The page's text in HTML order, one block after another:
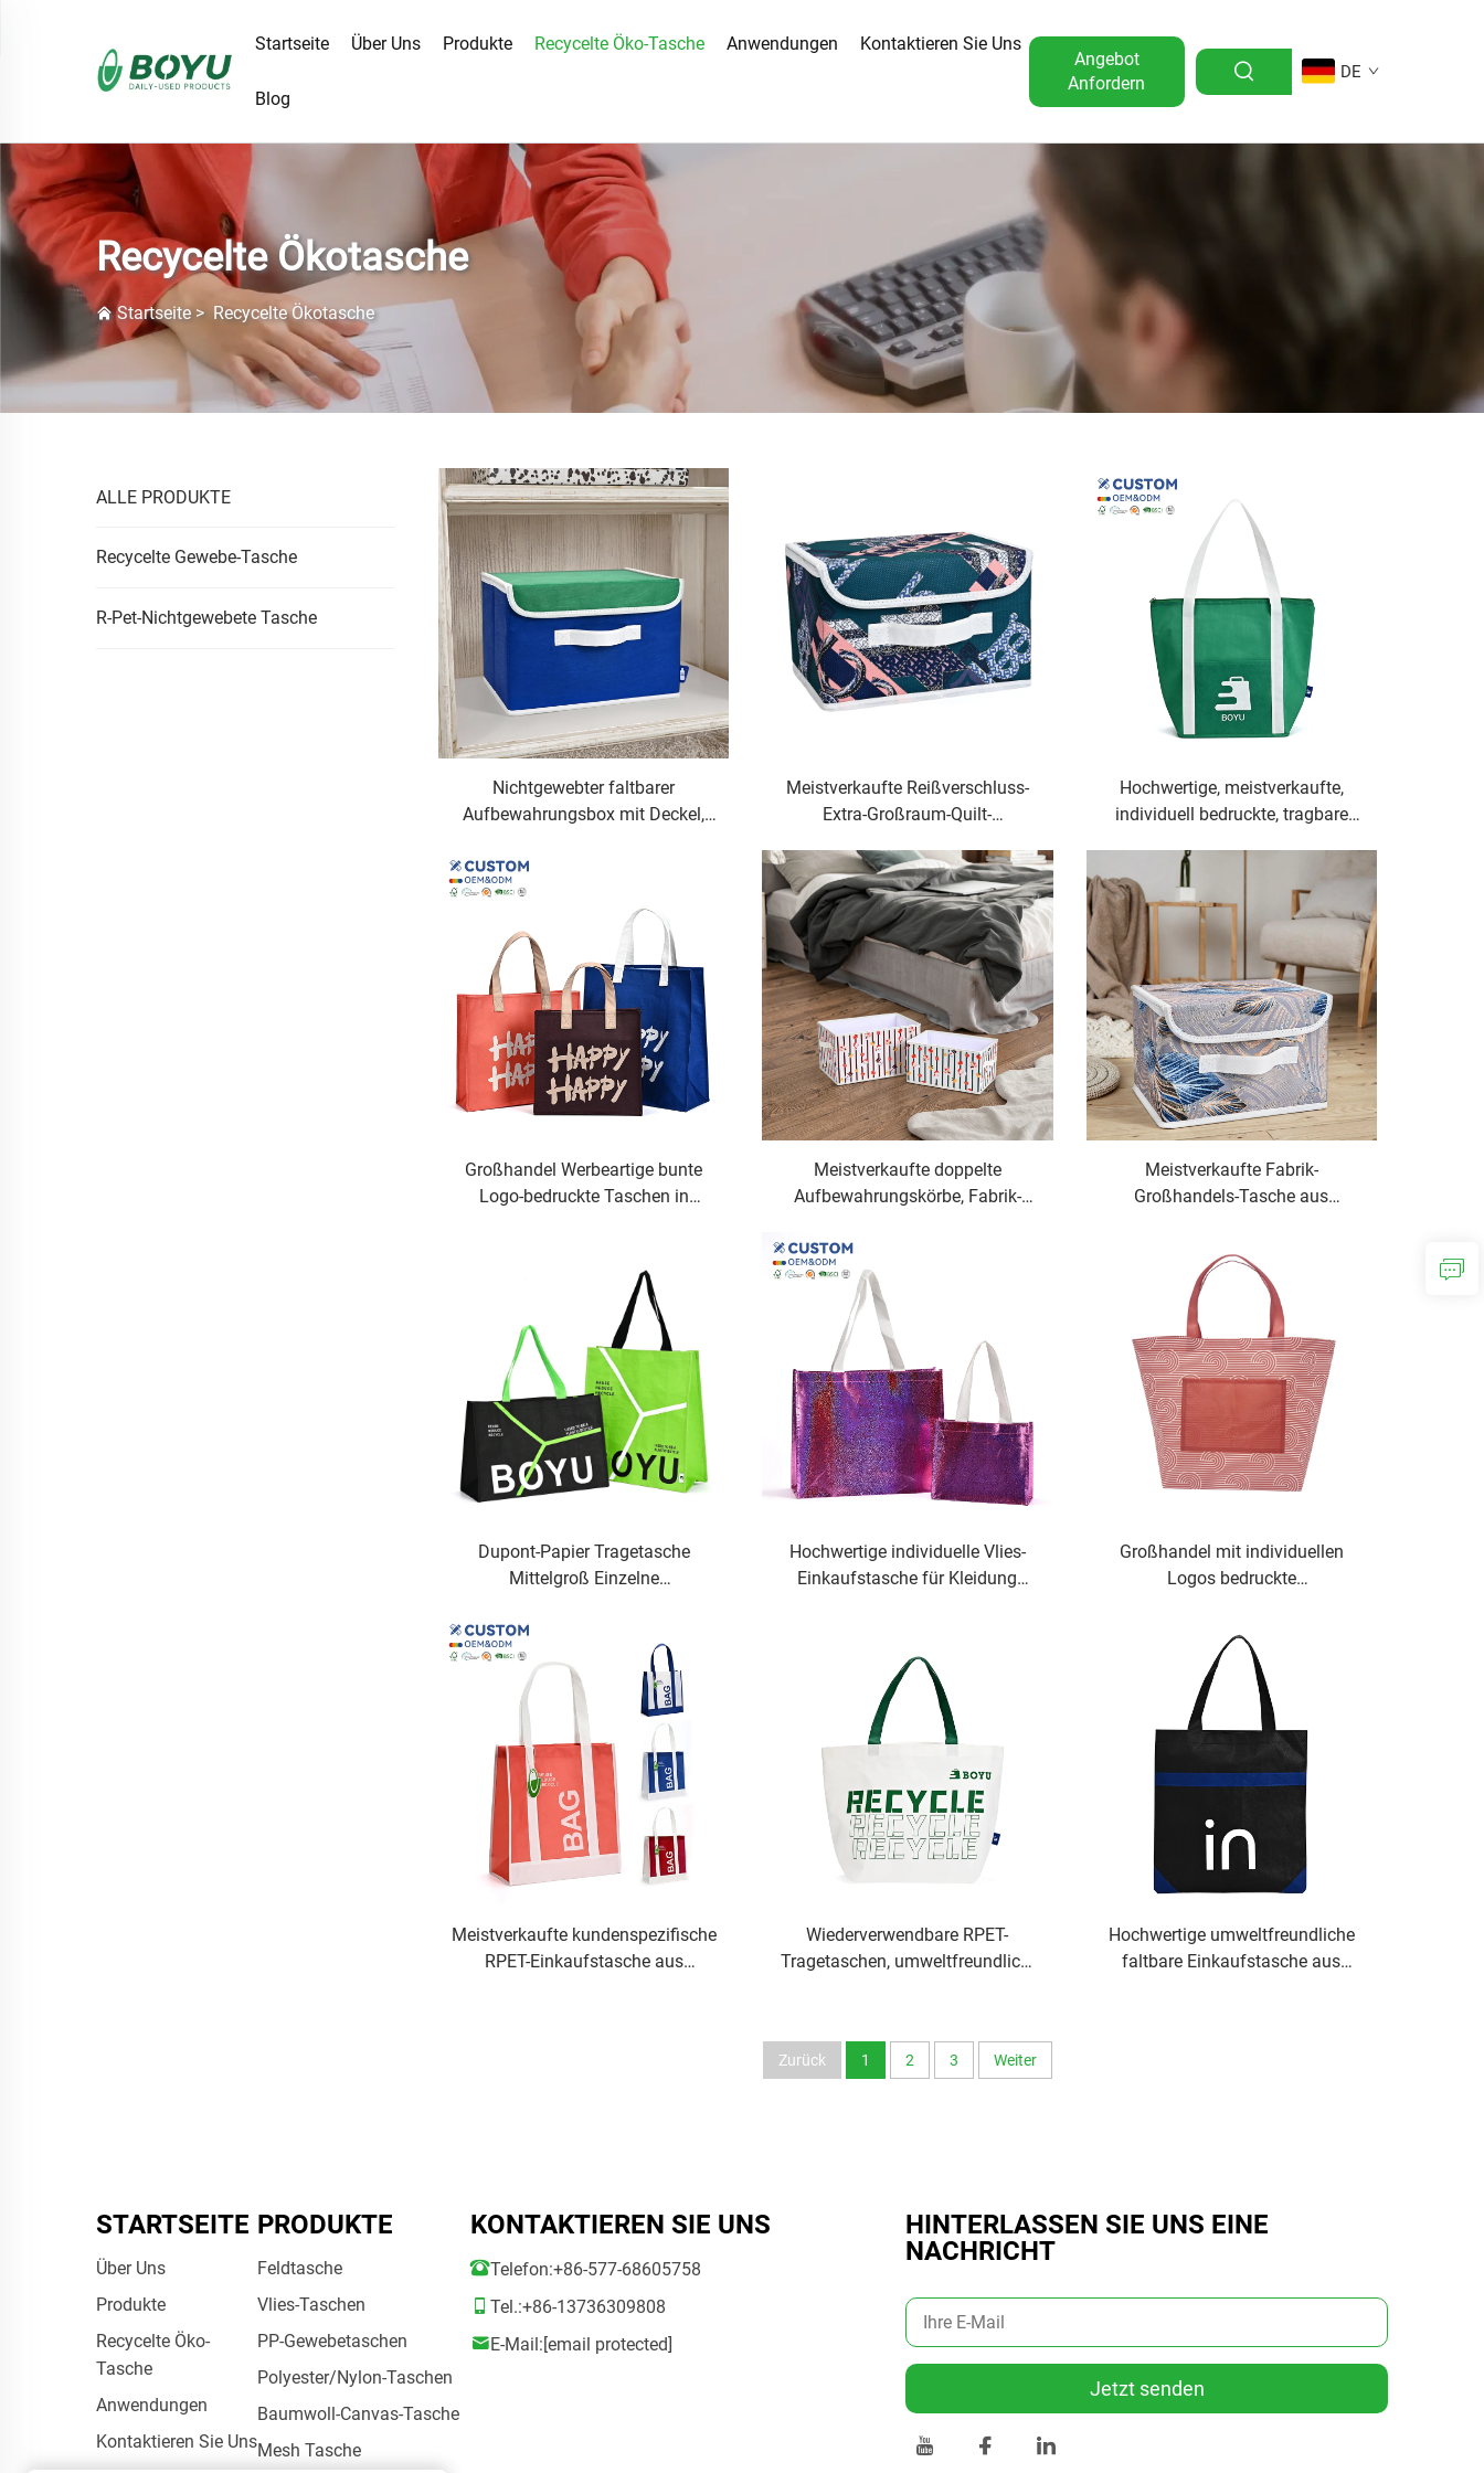
Startseite Über Uns Produkte Recycelte Öko-Tasche Anwendungen Kontaktieren Sie Uns
Blog
Angebot
Anfordern
DE
Recycelte Ökotasche
Startseite> Recycelte Ökotasche
ALLE PRODUKTE
Recycelte Gewebe-Tasche
R-Pet-Nichtgewebete Tasche
Nichtgewebter faltbarer
Aufbewahrungsbox mit Deckel,
Kleidung, Decken, Lebensmitteln
und Büchern verwendet werden
Meistverkaufte Reißverschluss-
Extra-Großraum-Quilt-
Unterbett-Decken-
Aufbewahrungsorganizer für
Kleidung
Hochwertige, meistverkaufte,
individuell bedruckte, tragbare
wasserdicht, aus Vlies
Großhandel Werbeartige bunte
Logo-bedruckte Taschen in
bedruckte Einkaufstaschen
Meistverkaufte doppelte
Aufbewahrungskörbe, Fabrik-
feuchtigkeitsfeste Vlies-
Schnürorganizer für den
Heimgebrauch
Meistverkaufte Fabrik-
Großhandels-Tasche aus
feuchtigkeitsgeschützt, mit
Kordelzug, Organizer, doppelt zur
Aufbewahrung in Körben
Dupont-Papier Tragetasche
Mittelgroß Einzelne
Kraftpapier Mit Baumwoll-Leinen-
Futter Natürliche Öko-
Einkaufstaschen Für
Lebensmitteleinkäufe
Hochwertige individuelle Vlies-
Einkaufstasche für Kleidung
Großhandel mit individuellen
Logos bedruckte
rote PP-Vliesstoff-Einkaufstasche
aus Stoff
Meistverkaufte kundenspezifische
RPET-Einkaufstasche aus
Wiederverwendbare RPET-
Tragetaschen, umweltfreundlich,
laminierte RPET-Tasche
Hochwertige umweltfreundliche
faltbare Einkaufstasche aus
Zurück 1 2 3 Weiter
STARTSEITE
Über Uns
Produkte
Recycelte Öko-
Tasche
Anwendungen
Kontaktieren Sie Uns
PRODUKTE
Feldtasche
Vlies-Taschen
PP-Gewebetaschen
Polyester/Nylon-Taschen
Baumwoll-Canvas-Tasche
Mesh Tasche
KONTAKTIEREN SIE UNS
Telefon:+86-577-68605758
Tel.:+86-13736309808
E-Mail:[email protected]
HINTERLASSEN SIE UNS EINE
NACHRICHT
Jetzt senden